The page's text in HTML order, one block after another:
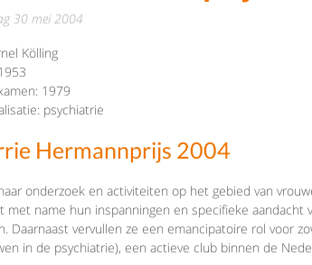
30 mei 2004
Kölling
1979
psychiatrie
Hermannprijs 2004
onderzoek en activiteiten op het gebied van
met name hun inspanningen en specifieke
Daarnaast vervullen ze een emancipatoire rol voor
in de psychiatrie), een actieve club binnen de